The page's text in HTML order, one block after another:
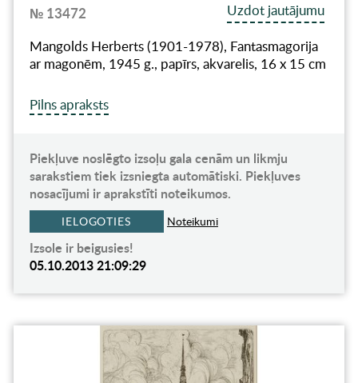
№ 13472
Uzdot jautājumu
Mangolds Herberts (1901-1978), Fantasmagorija
ar magonēm, 1945 g., papīrs, akvarelis, 16 х 15 cm
Pilns apraksts
Piekļuve noslēgto izsoļu gala cenām un likmju
sarakstiem tiek izsniegta automātiski. Piekļuves
nosacījumi ir aprakstīti noteikumos.
IELOGOTIES Noteikumi
Izsole ir beigusies!
05.10.2013 21:09:29